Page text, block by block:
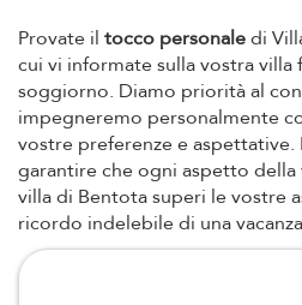
Provate il tocco personaledi
cui vi informate sulla vostra
soggiorno. Diamo priorità al
impegneremo personalmente
vostre preferenze e
garantire che ogni aspetto della
villa di Bentota superi le vostre
ricordo indelebile di una